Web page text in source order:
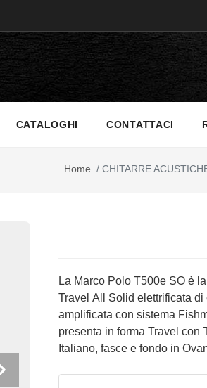
CATALOGHI CONTATTACI
Home / CHITARRE
Next
La Marco Polo T500e SO è
Travel All Solid elettrificata di
amplificata con sistema
presenta in forma Travel con
Italiano, fasce e fondo in